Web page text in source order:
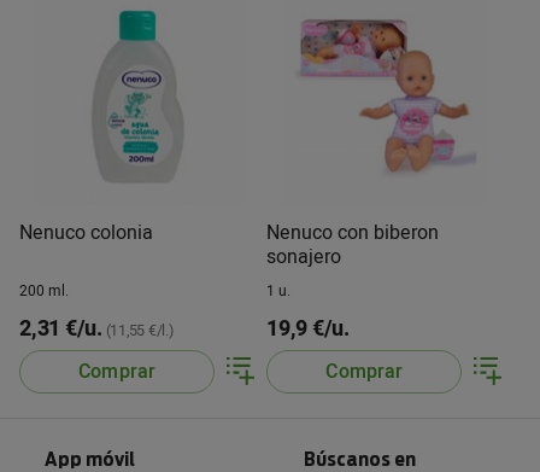
Nenuco colonia
200 ml.
2,31 €/u. (11,55 €/l.)
Comprar
Nenuco con biberon
sonajero
1 u.
19,9 €/u.
Comprar
App móvil Búscanos en